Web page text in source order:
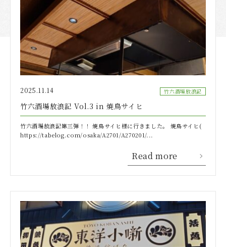
2025.11.14 竹六酒場放浪記
竹六酒場放浪記 Vol.3 in 焼鳥サイヒ
竹六酒場放浪記第三弾！！ 焼鳥サイヒ様に行きました。 焼鳥サイヒ(
https://tabelog.com/osaka/A2701/A270201/...
Read more